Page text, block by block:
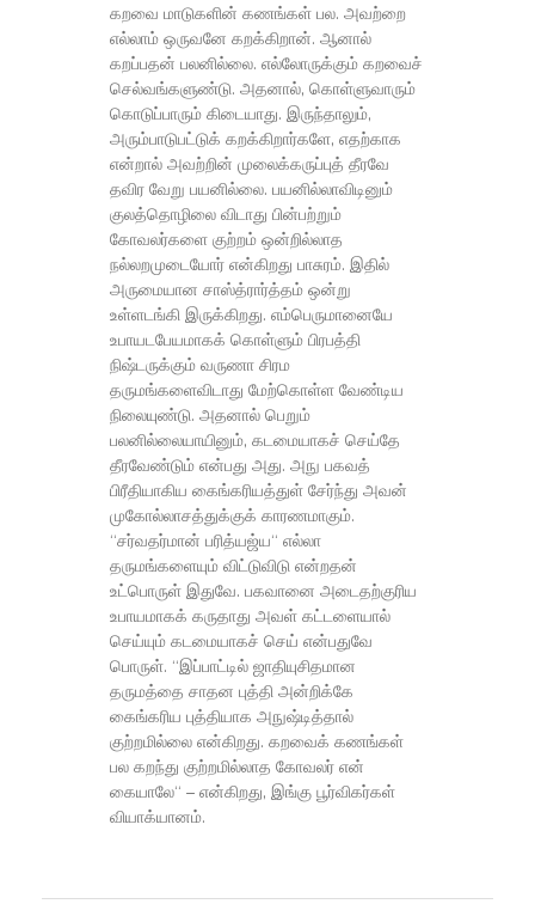
கறவை மாடுகளின் கணங்கள் பல. அவற்றை
எல்லாம் ஒருவனே கறக்கிறான். ஆனால்
கறப்பதன் பலனில்லை. எல்லோருக்கும் கறவைச்
செல்வங்களுண்டு. அதனால், கொள்ளுவாரும்
கொடுப்பாரும் கிடையாது. இருந்தாலும்,
அரும்பாடுபட்டுக் கறக்கிறார்களே, எதற்காக
என்றால் அவற்றின் முலைக்கருப்புத் தீரவே
தவிர வேறு பயனில்லை. பயனில்லாவிடினும்
குலத்தொழிலை விடாது பின்பற்றும்
கோவலர்களை குற்றம் ஒன்றில்லாத
நல்லறமுடையோர் என்கிறது பாசுரம். இதில்
அருமையான சாஸ்த்ரார்த்தம் ஒன்று
உள்ளடங்கி இருக்கிறது. எம்பெருமானையே
உபாயடபேயமாகக் கொள்ளும் பிரபத்தி
நிஷ்டருக்கும் வருணா சிரம
தருமங்களைவிடாது மேற்கொள்ள வேண்டிய
நிலையுண்டு. அதனால் பெறும்
பலனில்லையாயினும், கடமையாகச் செய்தே
தீரவேண்டும் என்பது அது. அநு பகவத்
பிரீதியாகிய கைங்கரியத்துள் சேர்ந்து அவன்
முகோல்லாசத்துக்குக் காரணமாகும்.
“சர்வதர்மான் பரித்யஜ்ய“ எல்லா
தருமங்களையும் விட்டுவிடு என்றதன்
உட்பொருள் இதுவே. பகவானை அடைதற்குரிய
உபாயமாகக் கருதாது அவள் கட்டளையால்
செய்யும் கடமையாகச் செய் என்பதுவே
பொருள். “இப்பாட்டில் ஜாதியுசிதமான
தருமத்தை சாதன புத்தி அன்றிக்கே
கைங்கரிய புத்தியாக அநுஷ்டித்தால்
குற்றமில்லை என்கிறது. கறவைக் கணங்கள்
பல கறந்து குற்றமில்லாத கோவலர் என்
கையாலே“ – என்கிறது, இங்கு பூர்விகர்கள்
வியாக்யானம்.